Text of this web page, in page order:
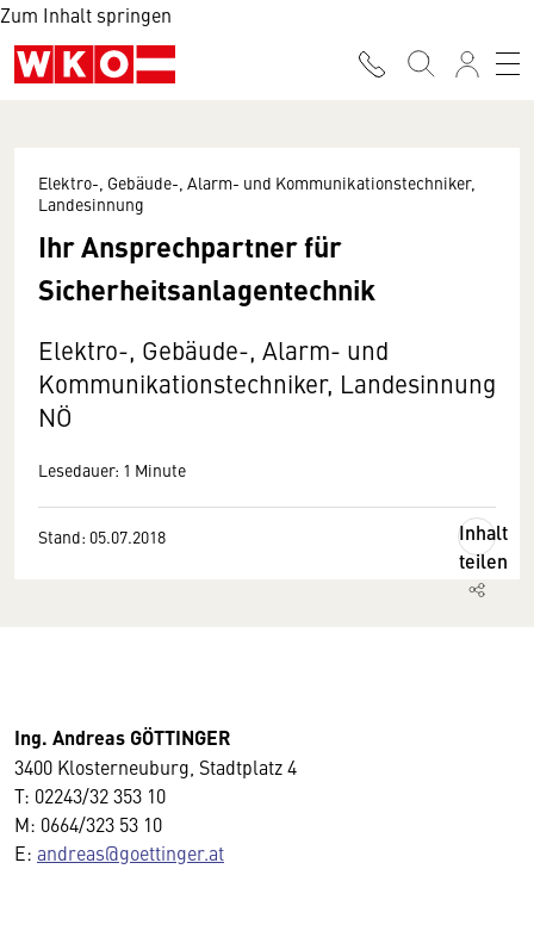
Zum Inhalt springen
Elektro-, Gebäude-, Alarm- und Kommunikationstechniker,
Landesinnung
Ihr Ansprechpartner für
Sicherheitsanlagentechnik
Elektro-, Gebäude-, Alarm- und
Kommunikationstechniker, Landesinnung
NÖ
Lesedauer: 1 Minute
Stand: 05.07.2018
Inhalt
teilen
Ing. Andreas GÖTTINGER
3400 Klosterneuburg, Stadtplatz 4
T: 02243/32 353 10
M: 0664/323 53 10
E: andreas@goettinger.at